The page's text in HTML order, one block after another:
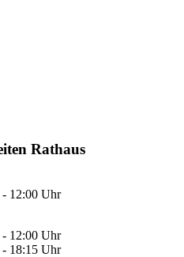
Rathaus
- 12:00 Uhr
- 12:00 Uhr
- 18:15 Uhr